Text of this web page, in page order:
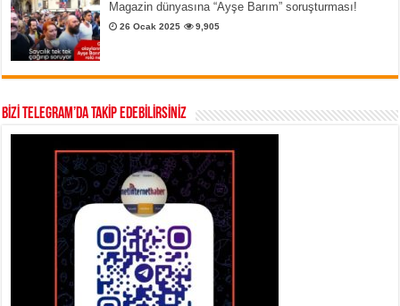
Magazin dünyasına “Ayşe Barım” soruşturması!
26 Ocak 2025 9,905
BİZİ TELEGRAM’DA TAKİP EDEBİLİRSİNİZ